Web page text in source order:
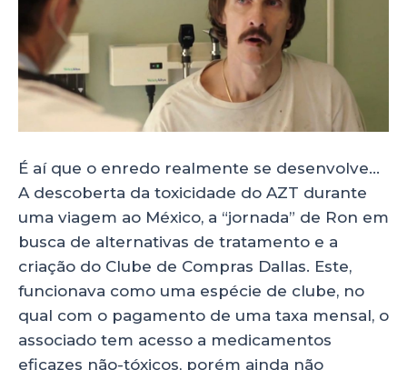
É aí que o enredo realmente se desenvolve…
A descoberta da toxicidade do AZT durante
uma viagem ao México, a “jornada” de Ron em
busca de alternativas de tratamento e a
criação do Clube de Compras Dallas. Este,
funcionava como uma espécie de clube, no
qual com o pagamento de uma taxa mensal, o
associado tem acesso a medicamentos
eficazes não-tóxicos, porém ainda não